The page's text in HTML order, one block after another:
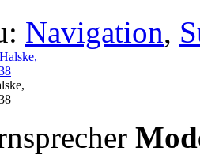
Navigation,